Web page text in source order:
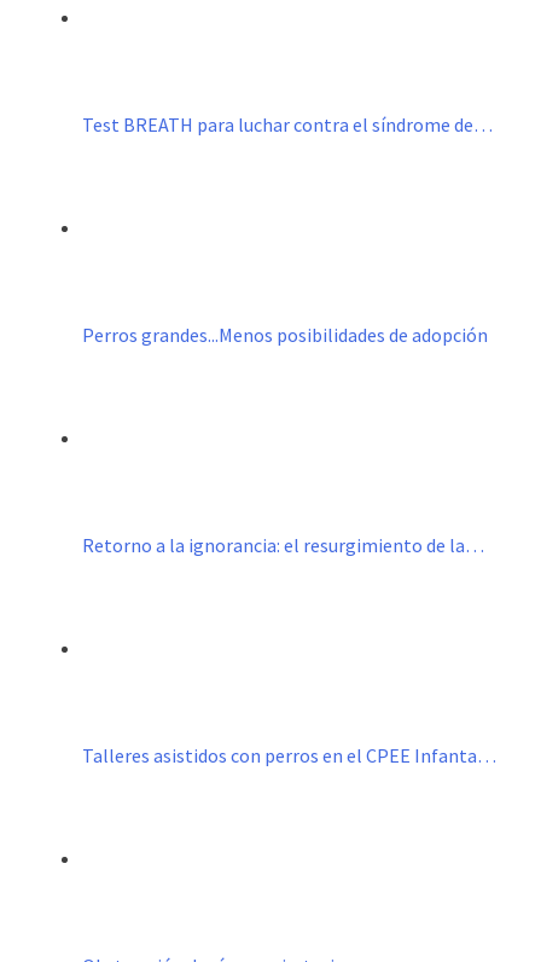
Test BREATH para luchar contra el síndrome de…
Perros grandes...Menos posibilidades de adopción
Retorno a la ignorancia: el resurgimiento de la…
Talleres asistidos con perros en el CPEE Infanta…